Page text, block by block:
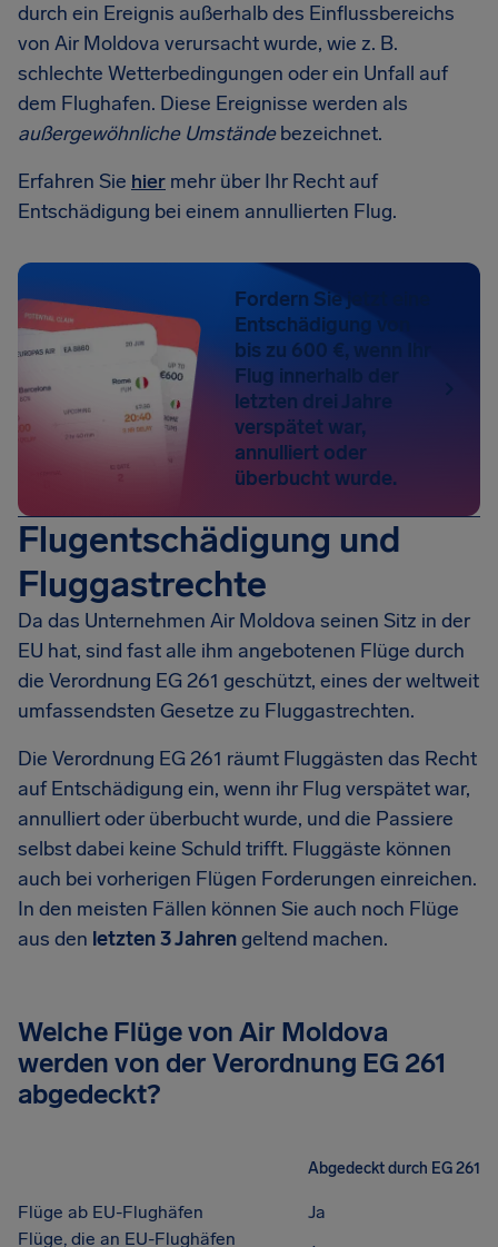
durch ein Ereignis außerhalb des Einflussbereichs
von Air Moldova verursacht wurde, wie z. B.
schlechte Wetterbedingungen oder ein Unfall auf
dem Flughafen. Diese Ereignisse werden als
außergewöhnliche Umständebezeichnet.
Erfahren Sie hier mehr über Ihr Recht auf
Entschädigung bei einem annullierten Flug.
Fordern Sie jetzt eine
Entschädigung von
bis zu 600 €, wenn Ihr
Flug innerhalb der
letzten drei Jahre
verspätet war,
annulliert oder
überbucht wurde.
Flugentschädigung und
Fluggastrechte
Da das Unternehmen Air Moldova seinen Sitz in der
EU hat, sind fast alle ihm angebotenen Flüge durch
die Verordnung EG 261 geschützt, eines der weltweit
umfassendsten Gesetze zu Fluggastrechten.
Die Verordnung EG 261 räumt Fluggästen das Recht
auf Entschädigung ein, wenn ihr Flug verspätet war,
annulliert oder überbucht wurde, und die Passiere
selbst dabei keine Schuld trifft. Fluggäste können
auch bei vorherigen Flügen Forderungen einreichen.
In den meisten Fällen können Sie auch noch Flüge
aus den letzten 3 Jahrengeltend machen.
Welche Flüge von Air Moldova
werden von der Verordnung EG 261
abgedeckt?
Abgedeckt durch EG 261
Flüge ab EU-Flughäfen
Ja
Flüge, die an EU-Flughäfen